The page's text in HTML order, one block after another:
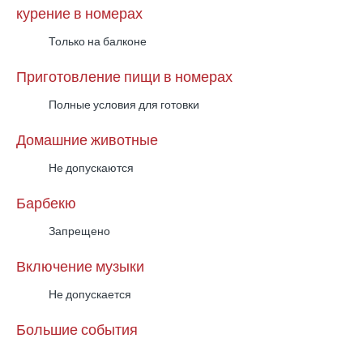
курение в номерах
Только на балконе
Приготовление пищи в номерах
Полные условия для готовки
Домашние животные
Не допускаются
Барбекю
Запрещено
Включение музыки
Не допускается
Большие события